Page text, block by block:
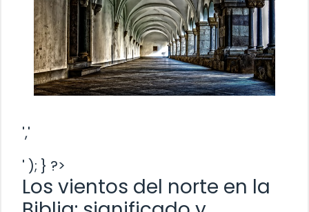
','
' ); } ?>
Los vientos del norte en la